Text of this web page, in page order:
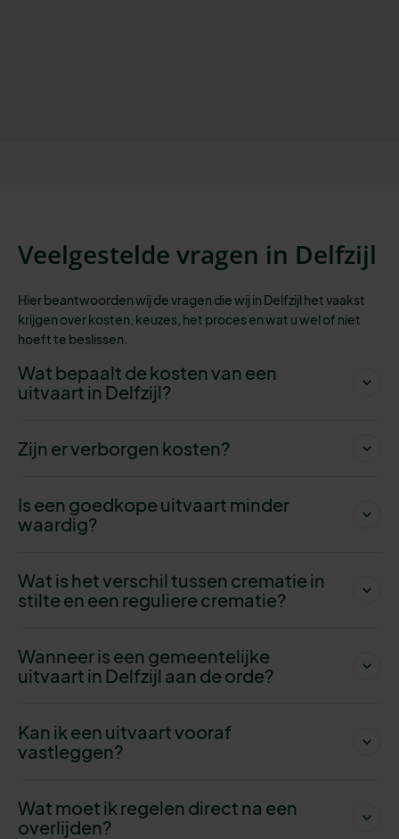
Veelgestelde vragen in Delfzijl
Hier beantwoorden wij de vragen die wij in Delfzijl het vaakst
krijgen over kosten, keuzes, het proces en wat u wel of niet
hoeft te beslissen.
Wat bepaalt de kosten van een
uitvaart in Delfzijl?
Zijn er verborgen kosten?
Is een goedkope uitvaart minder
waardig?
Wat is het verschil tussen crematie in
stilte en een reguliere crematie?
Wanneer is een gemeentelijke
uitvaart in Delfzijl aan de orde?
Kan ik een uitvaart vooraf
vastleggen?
Wat moet ik regelen direct na een
overlijden?